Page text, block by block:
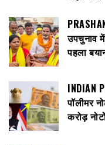
उपचुनाव
पहला
INDIAN
पॉलीमर
करोड़